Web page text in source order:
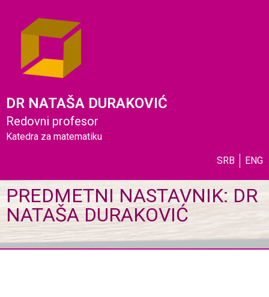
DR NATAŠA DURAKOVIĆ
Redovni profesor
Katedra za matematiku
SRB ENG
PREDMETNI NASTAVNIK: DR
NATAŠA DURAKOVIĆ